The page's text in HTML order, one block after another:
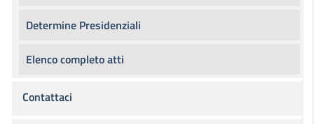
Determine Presidenziali
Elenco completo atti
Contattaci